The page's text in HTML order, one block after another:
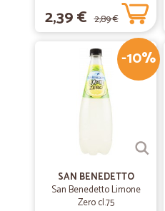
2,39 € 2,89 €
-10%
SAN BENEDETTO
San Benedetto Limone
Zero cl.75